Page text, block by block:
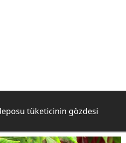
tüketicinin gözdesi